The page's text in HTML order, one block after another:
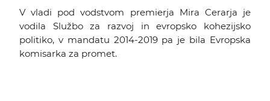
V vladi pod vodstvom premierja Mira Cerarja je
vodila Službo za razvoj in evropsko kohezijsko
politiko, v mandatu 2014-2019 pa je bila Evropska
komisarka za promet.